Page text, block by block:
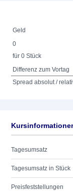
Geld
0
für 0 Stück
Differenz zum Vortag
Spread absolut /
Tagesumsatz
Tagesumsatz in Stück
Preisfeststellungen